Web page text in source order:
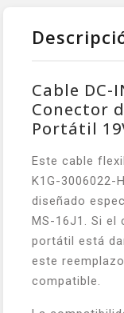
Cable DC-
Conector
Portátil
Este cable
K1G-3006022-
diseñado
MS-16J1. Si el
portátil está
este
compatible.